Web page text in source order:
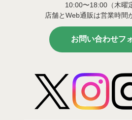
10:00〜18:00（木曜
店舗とWeb通販は営業時間
お問い合わせフ